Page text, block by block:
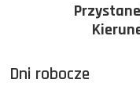
Dni robocze